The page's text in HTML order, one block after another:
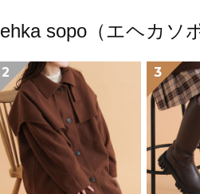
ehka sopo（エヘカソ
2 3